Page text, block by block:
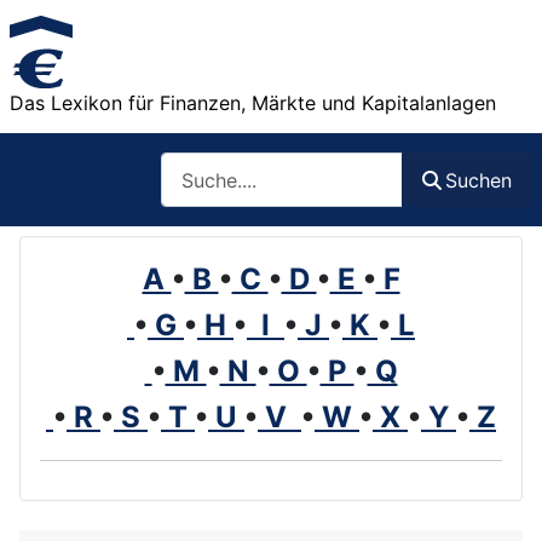
Das Lexikon für Finanzen, Märkte und Kapitalanlagen
Suchen
A • B • C • D • E • F
• G • H • I • J • K • L
• M • N • O • P • Q
• R • S • T • U • V • W • X • Y • Z